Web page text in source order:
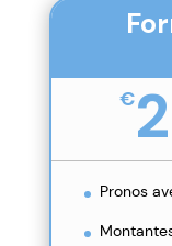
€
Pronos